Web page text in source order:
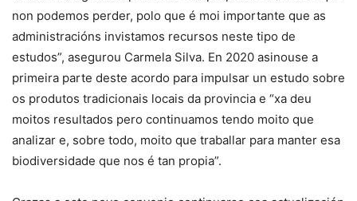
non podemos perder, polo que é moi importante que as
administracións invistamos recursos neste tipo de
estudos”, asegurou Carmela Silva. En 2020 asinouse a
primeira parte deste acordo para impulsar un estudo sobre
os produtos tradicionais locais da provincia e “xa deu
moitos resultados pero continuamos tendo moito que
analizar e, sobre todo, moito que traballar para manter esa
biodiversidade que nos é tan propia”.